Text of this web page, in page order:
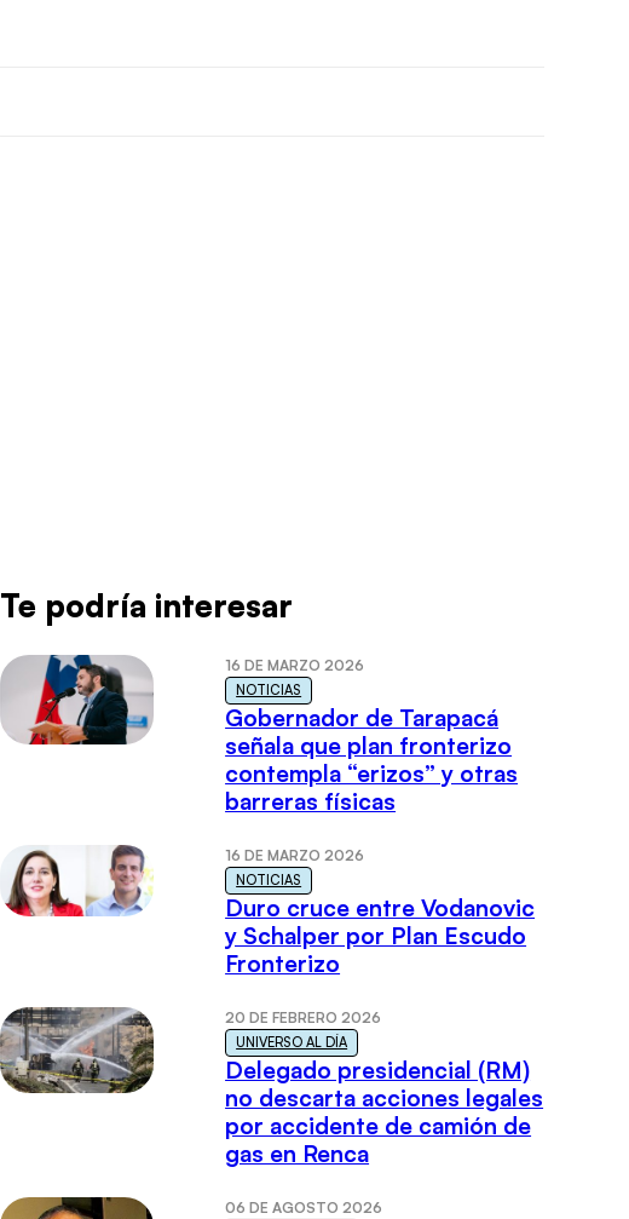
Te podría interesar
16 DE MARZO 2026
NOTICIAS
Gobernador de Tarapacá
señala que plan fronterizo
contempla “erizos” y otras
barreras físicas
16 DE MARZO 2026
NOTICIAS
Duro cruce entre Vodanovic
y Schalper por Plan Escudo
Fronterizo
20 DE FEBRERO 2026
UNIVERSO AL DÍA
Delegado presidencial (RM)
no descarta acciones legales
por accidente de camión de
gas en Renca
06 DE AGOSTO 2026